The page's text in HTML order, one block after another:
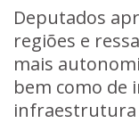
Deputados
regiões e
mais
bem como de
infraestrutura